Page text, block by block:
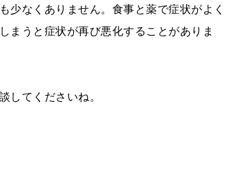
少なくありません。食事と薬で症状がよく
まうと症状が再び悪化することがありま
してくださいね。